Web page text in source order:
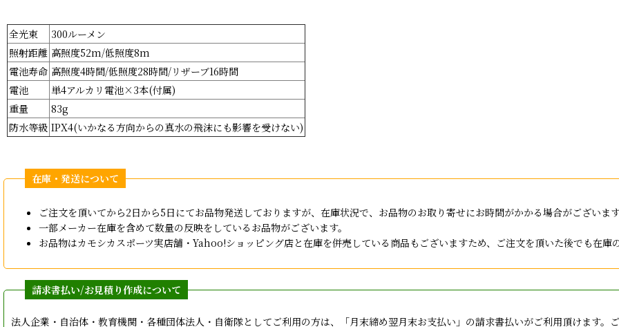
全光束
300ルーメン
照射距離 高照度52m/低照度8m
電池寿命 高照度4時間/低照度28時間/リザーブ16時間
電池
単4アルカリ電池×3本(付属)
重量
83g
防水等級 IPX4(いかなる方向からの真水の飛沫にも影響を受けない)
ご注文を頂いてから2日から5日にてお品物発送しておりますが、在庫状況で、お品物のお取り寄せにお時間がかかる場合がございま
一部メーカー在庫を含めて数量の反映をしているお品物がございます。
お品物はカモシカスポーツ実店舗・Yahoo!ショッピング店と在庫を併売している商品もございますため、ご注文を頂いた後でも在
法人企業・自治体・教育機関・各種団体法人・自衛隊としてご利用の方は、「月末締め翌月末お支払い」の請求書払いがご利用頂けます。